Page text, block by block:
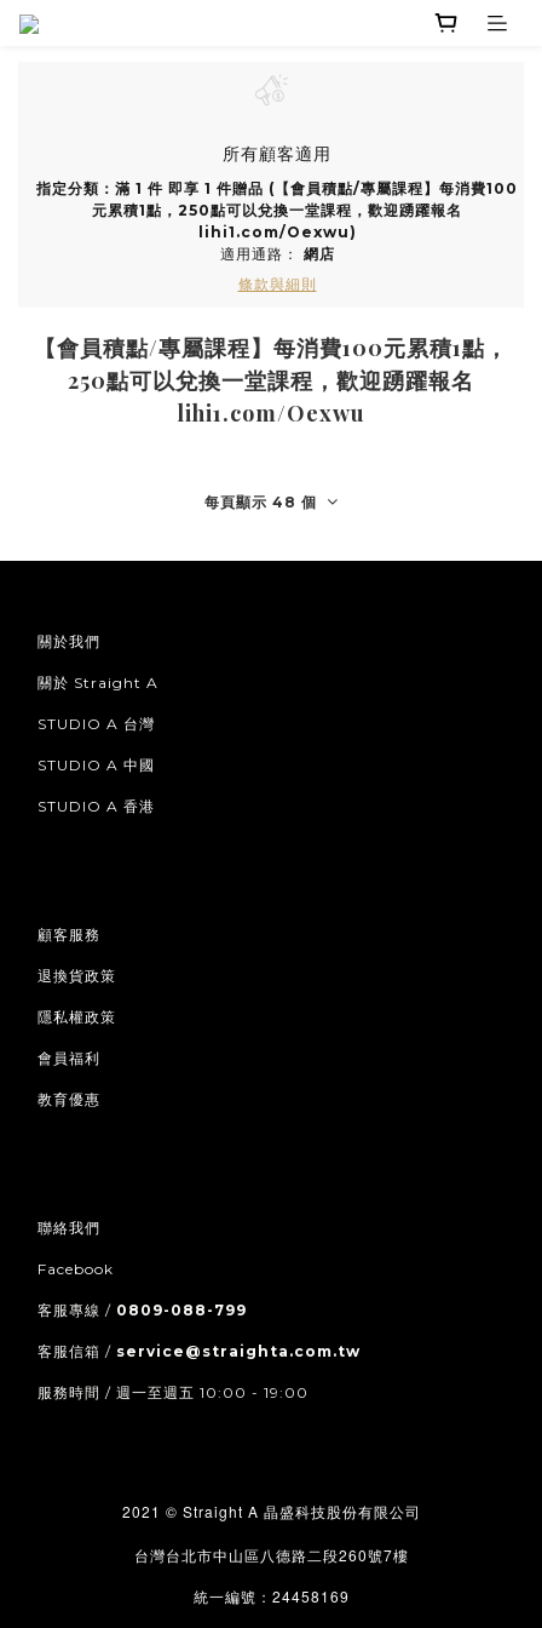
所有顧客適用
指定分類：滿 1 件 即享 1 件贈品 (【會員積點/專屬課程】每消費100
元累積1點，250點可以兌換一堂課程，歡迎踴躍報名
lihi1.com/Oexwu)
適用通路： 網店
條款與細則
【會員積點/專屬課程】每消費100元累積1點，
250點可以兌換一堂課程，歡迎踴躍報名
lihi1.com/Oexwu
每頁顯示 48 個
關於我們
關於 Straight A
STUDIO A 台灣
STUDIO A 中國
STUDIO A 香港
顧客服務
退換貨政策
隱私權政策
會員福利
教育優惠
聯絡我們
Facebook
客服專線 / 0809-088-799
客服信箱 / service@straighta.com.tw
服務時間 / 週一至週五 10:00 - 19:00
2021 © Straight A 晶盛科技股份有限公司
台灣台北市中山區八德路二段260號7樓
統一編號： 24458169